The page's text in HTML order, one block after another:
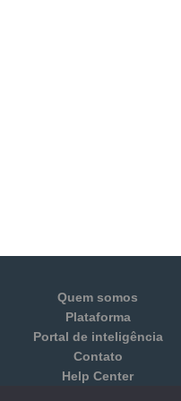
Quem somos
Plataforma
Portal de inteligência
Contato
Help Center